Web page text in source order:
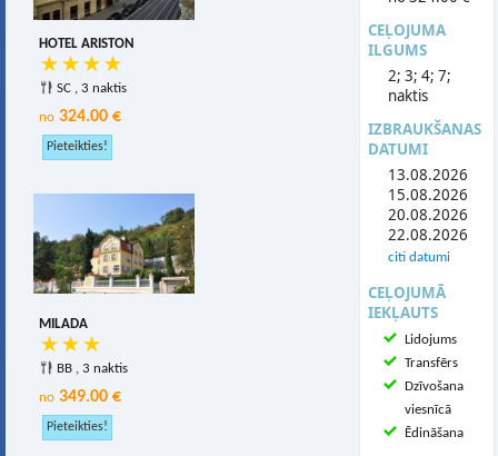
CEĻOJUMA
ILGUMS
2; 3; 4; 7;
naktis
IZBRAUKŠANAS
DATUMI
13.08.2026
15.08.2026
20.08.2026
22.08.2026
citi datumi
CEĻOJUMĀ
IEKĻAUTS
Lidojums
Transfērs
Dzīvošana
viesnīcā
Ēdināšana
HOTEL ARISTON
SC , 3 naktis
no 324.00 €
MILADA
BB , 3 naktis
no 349.00 €